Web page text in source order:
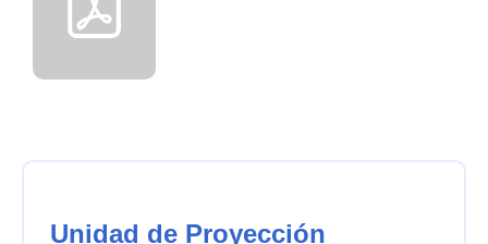
Unidad de Proyección